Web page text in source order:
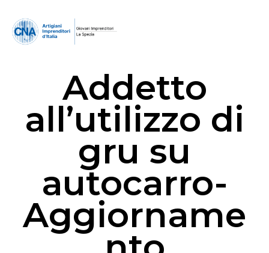
Addetto
all’utilizzo di
gru su
autocarro-
Aggiorname